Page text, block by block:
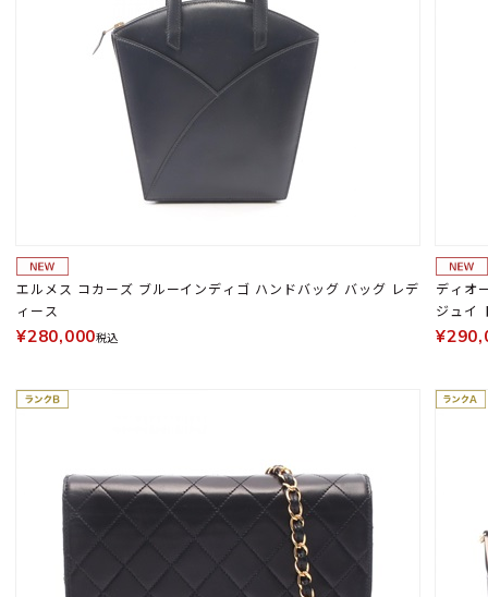
エルメス コカーズ ブルーインディゴ ハンドバッグ バッグ レデ
ィース
¥280,000税込
ディオ
ジュイ